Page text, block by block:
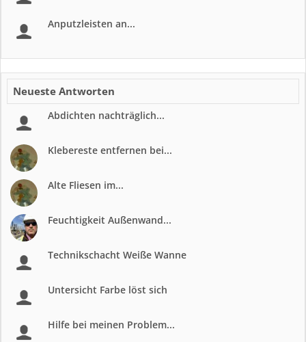
Anputzleisten an...
Neueste Antworten
Abdichten nachträglich...
Klebereste entfernen bei...
Alte Fliesen im...
Feuchtigkeit Außenwand...
Technikschacht Weiße Wanne
Untersicht Farbe löst sich
Hilfe bei meinen Problem...